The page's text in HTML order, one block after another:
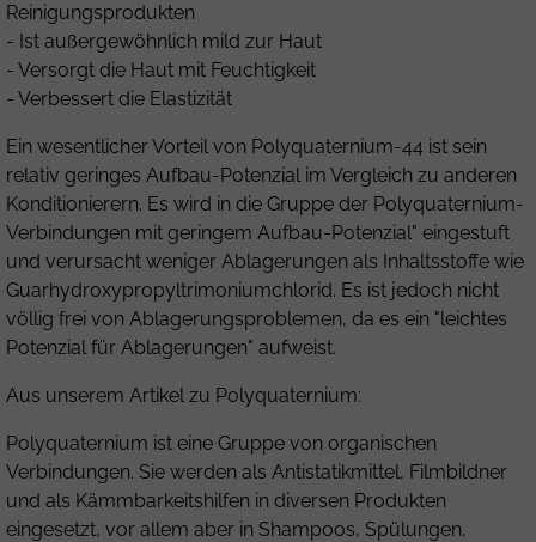
Reinigungsprodukten
- Ist außergewöhnlich mild zur Haut
- Versorgt die Haut mit Feuchtigkeit
- Verbessert die Elastizität
Ein wesentlicher Vorteil von Polyquaternium-44 ist sein
relativ geringes Aufbau-Potenzial im Vergleich zu anderen
Konditionierern. Es wird in die Gruppe der Polyquaternium-
Verbindungen mit geringem Aufbau-Potenzial" eingestuft
und verursacht weniger Ablagerungen als Inhaltsstoffe wie
Guarhydroxypropyltrimoniumchlorid. Es ist jedoch nicht
völlig frei von Ablagerungsproblemen, da es ein "leichtes
Potenzial für Ablagerungen" aufweist.
Aus unserem Artikel zu Polyquaternium:
Polyquaternium ist eine Gruppe von organischen
Verbindungen. Sie werden als Antistatikmittel, Filmbildner
und als Kämmbarkeitshilfen in diversen Produkten
eingesetzt, vor allem aber in Shampoos, Spülungen,